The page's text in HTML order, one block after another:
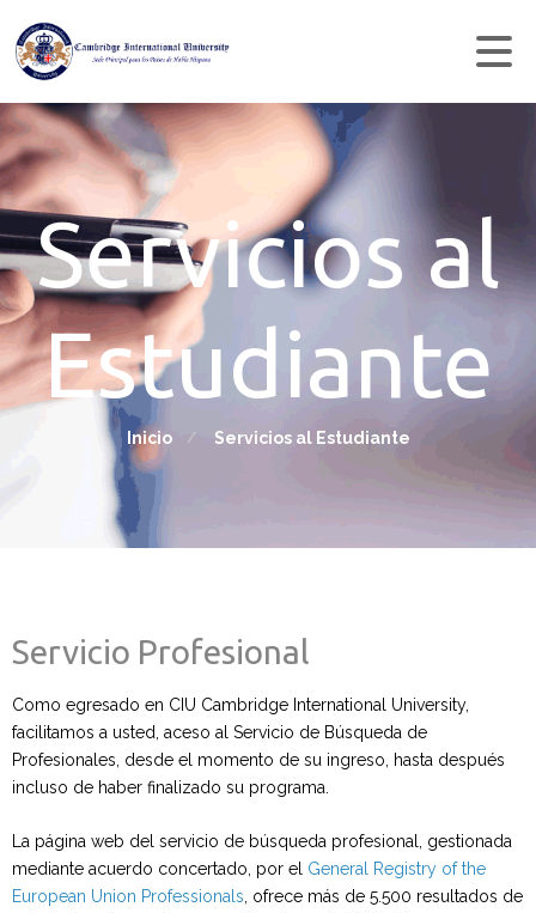
Servicios al
Estudiante
Inicio Servicios al Estudiante
Servicio Profesional
Como egresado en CIU Cambridge International University,
facilitamos a usted, aceso al Servicio de Búsqueda de
Profesionales, desde el momento de su ingreso, hasta después
incluso de haber finalizado su programa.
La página web del servicio de búsqueda profesional, gestionada
mediante acuerdo concertado, por el General Registry of the
European Union Professionals , ofrece más de 5.500 resultados de